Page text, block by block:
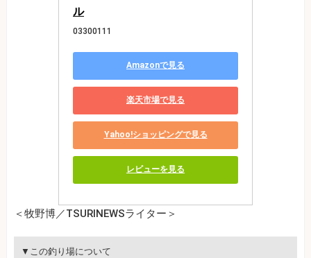
ル
03300111
Amazonで見る
楽天市場で見る
Yahoo!ショッピングで見る
レビューを見る
＜牧野博／TSURINEWSライター＞
▼この釣り場について